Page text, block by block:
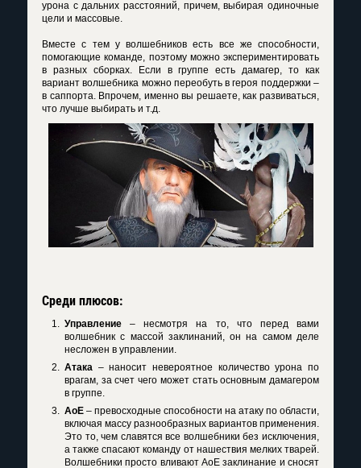
урона с дальних расстояний, причем, выбирая одиночные
цели и массовые.
Вместе с тем у волшебников есть все же способности,
помогающие команде, поэтому можно экспериментировать
в разных сборках. Если в группе есть дамагер, то как
вариант волшебника можно переобуть в героя поддержки –
в саппорта. Впрочем, именно вы решаете, как развиваться,
что лучше выбирать и т.д.
Среди плюсов:
Управление – несмотря на то, что перед вами
волшебник с массой заклинаний, он на самом деле
несложен в управлении.
Атака – наносит невероятное количество урона по
врагам, за счет чего может стать основным дамагером
в группе.
AoE – превосходные способности на атаку по области,
включая массу разнообразных вариантов применения.
Это то, чем славятся все волшебники без исключения,
а также спасают команду от нашествия мелких тварей.
Волшебники просто вливают AoE заклинание и сносят